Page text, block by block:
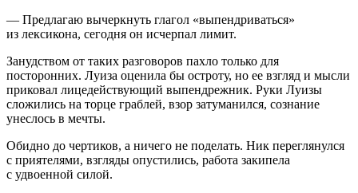
— Предлагаю вычеркнуть глагол «выпендриваться»
из лексикона, сегодня он исчерпал лимит.
Занудством от таких разговоров пахло только для
посторонних. Луиза оценила бы остроту, но ее взгляд и мысли
приковал лицедействующий выпендрежник. Руки Луизы
сложились на торце граблей, взор затуманился, сознание
унеслось в мечты.
Обидно до чертиков, а ничего не поделать. Ник переглянулся
с приятелями, взгляды опустились, работа закипела
с удвоенной силой.